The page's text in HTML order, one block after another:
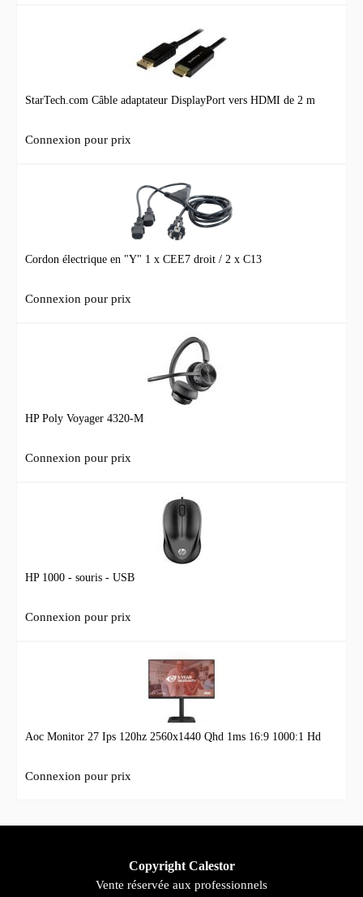
StarTech.com Câble adaptateur DisplayPort vers HDMI de 2 m
Connexion pour prix
Cordon électrique en "Y" 1 x CEE7 droit / 2 x C13
Connexion pour prix
HP Poly Voyager 4320-M
Connexion pour prix
HP 1000 - souris - USB
Connexion pour prix
Aoc Monitor 27 Ips 120hz 2560x1440 Qhd 1ms 16:9 1000:1 Hd
Connexion pour prix
Copyright Calestor
Vente réservée aux professionnels